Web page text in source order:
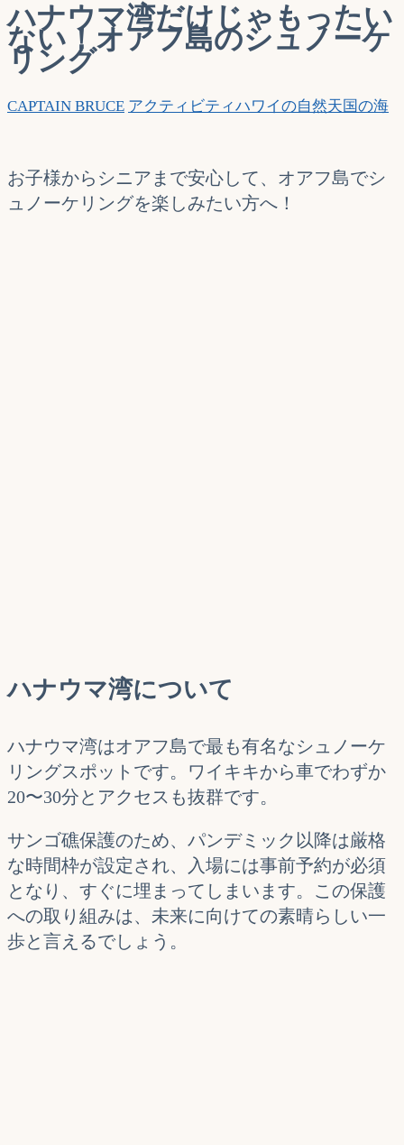
ハナウマ湾だけじゃもったい
ない！オアフ島のシュノーケ
リング
CAPTAIN BRUCE アクティビティハワイの自然天国の海
お子様からシニアまで安心して、オアフ島でシ
ュノーケリングを楽しみたい方へ！
ハナウマ湾について
ハナウマ湾はオアフ島で最も有名なシュノーケ
リングスポットです。ワイキキから車でわずか
20〜30分とアクセスも抜群です。
サンゴ礁保護のため、パンデミック以降は厳格
な時間枠が設定され、入場には事前予約が必須
となり、すぐに埋まってしまいます。この保護
への取り組みは、未来に向けての素晴らしい一
歩と言えるでしょう。